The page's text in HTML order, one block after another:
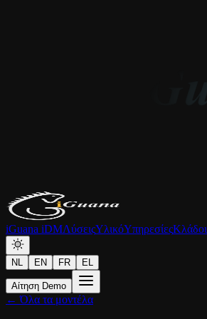
iGuana iDMΛύσειςΥλικόΥπηρεσίεςΚλάδοι
NL EN FR EL
Αίτηση Demo
← Όλα τα μοντέλα